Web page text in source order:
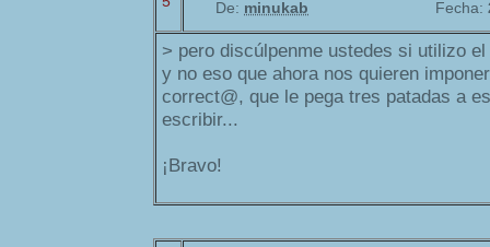
De: minukab Fecha:
> pero discúlpenme ustedes si utilizo
y no eso que ahora nos quieren
correct@, que le pega tres patadas a
escribir...
¡Bravo!